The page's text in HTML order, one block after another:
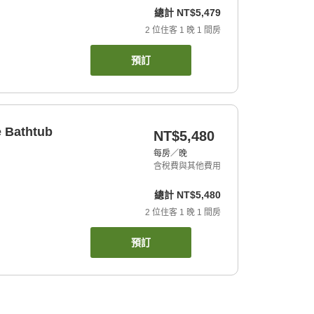
總計 NT$5,479
2 位住客 1 晚 1 間房
預訂
Bathtub NT$5,480
每房／晚
含稅費與其他費用
總計 NT$5,480
2 位住客 1 晚 1 間房
預訂